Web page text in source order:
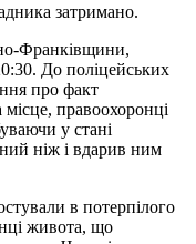
затримано.
Франківщини,
До поліцейських
про факт
правоохоронці
у стані
ніж і вдарив ним
в потерпілого
живота, що